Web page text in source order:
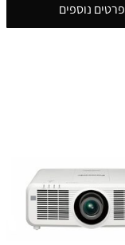
פרטים נוספים